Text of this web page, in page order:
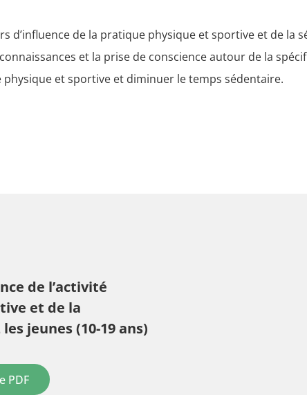
d’influence de la pratique physique et sportive et de la
et la prise de conscience autour de la
et sportive et diminuer le temps sédentaire.
de l’activité
et de la
jeunes (10-19 ans)
PDF